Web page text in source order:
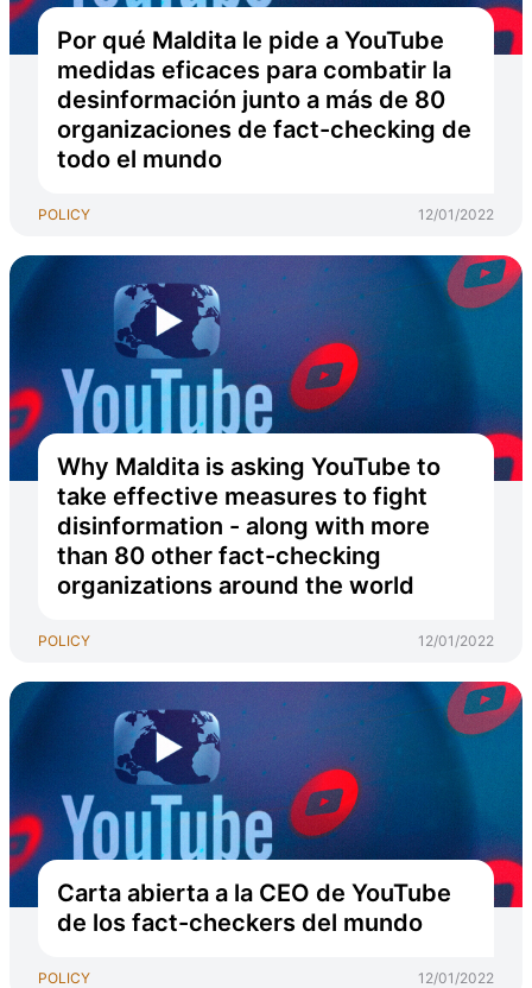
Por qué Maldita le pide a YouTube
medidas eficaces para combatir la
desinformación junto a más de 80
organizaciones de fact-checking de
todo el mundo
POLICY 12/01/2022
Why Maldita is asking YouTube to
take effective measures to fight
disinformation - along with more
than 80 other fact-checking
organizations around the world
POLICY 12/01/2022
Carta abierta a la CEO de YouTube
de los fact-checkers del mundo
POLICY 12/01/2022